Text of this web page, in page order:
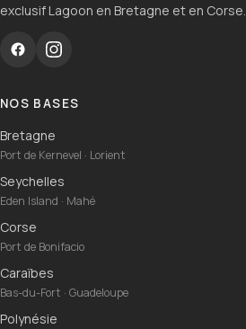
exclusif Lagoon en Bretagne et en Corse.
NOS BASES
Bretagne
Port de Kernevel · Lorient
Seychelles
Eden Island · Mahé
Corse
Port de Bonifacio
Caraïbes
Bas-du-Fort · Guadeloupe
Polynésie